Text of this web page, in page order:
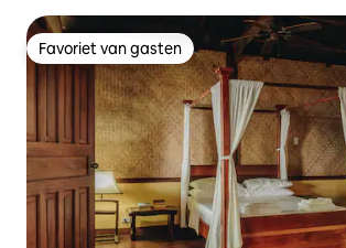
Favoriet van gasten
Favoriet van gasten